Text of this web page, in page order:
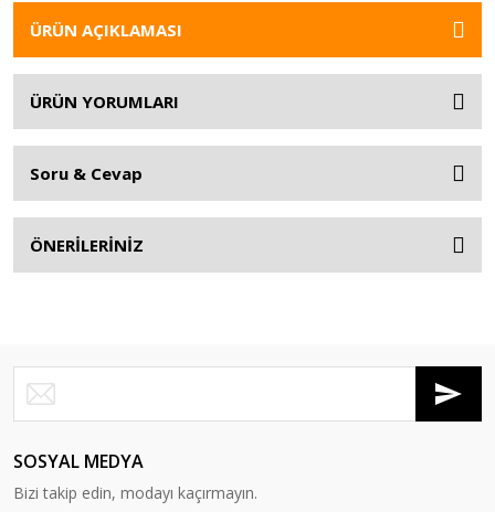
ÜRÜN AÇIKLAMASI
ÜRÜN YORUMLARI
Soru & Cevap
ÖNERİLERİNİZ
SOSYAL MEDYA
Bizi takip edin, modayı kaçırmayın.